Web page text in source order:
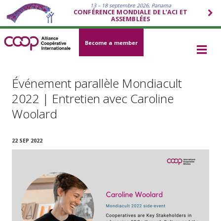
13 – 18 septembre 2026, Panama
CONFÉRENCE MONDIALE DE L’ACI ET
ASSEMBLÉES
Become a member
Événement parallèle Mondiacult
2022 | Entretien avec Caroline
Woolard
22 SEP 2022